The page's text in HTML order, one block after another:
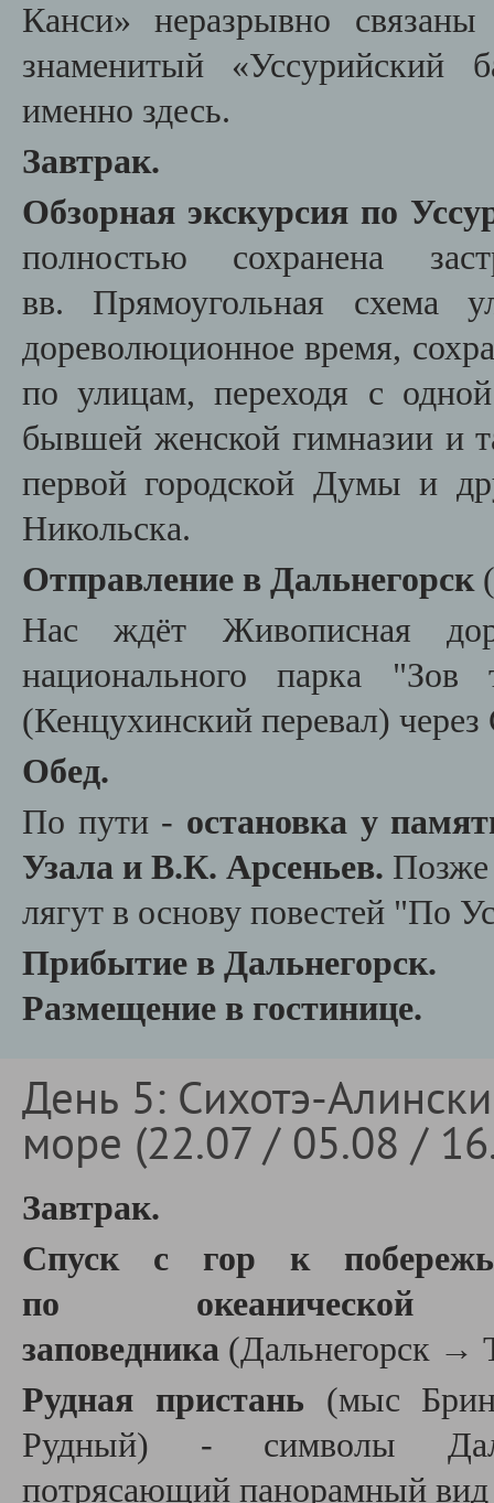
Канси» неразрывно
знаменитый «Уссурийский
именно здесь.
Завтрак.
Обзорная экскурсия по
полностью сохранена
вв. Прямоугольная схема
дореволюционное время,
по улицам, переходя с
бывшей женской гимназии и
первой городской Думы и
Никольска.
Отправление в Дальнегорск
Нас ждёт Живописная
национального парка "Зов
(Кенцухинский перевал)
Обед.
По пути - остановка у
Узала и В.К. Арсеньев. Позже
лягут в основу повестей "По
Прибытие в Дальнегорск.
Размещение в гостинице.
День 5: Сихотэ-
море (22.07 / 05.08 /
Завтрак.
Спуск с гор к
по
заповедника (Дальнегорск →
Рудная пристань (мыс
Рудный) - символы
потрясающий панорамный